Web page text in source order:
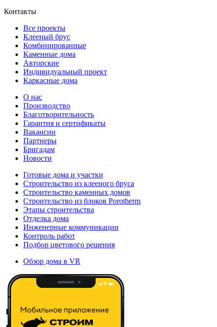
Контакты
Все проекты
Клееный брус
Комбинированные
Каменные дома
Авторские
Индивидуальный проект
Каркасные дома
О нас
Производство
Благотворительность
Гарантия и сертификаты
Вакансии
Партнеры
Бригадам
Новости
Готовые дома и участки
Строительство из клееного бруса
Строительство каменных домов
Строительство из блоков Porotherm
Этапы строительства
Отделка дома
Инженерные коммуникации
Контроль работ
Подбор цветового решения
Обзор дома в VR